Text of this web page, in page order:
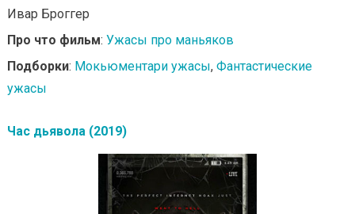
Ивар Броггер
Про что фильм: Ужасы про маньяков
Подборки: Мокьюментари ужасы, Фантастические
ужасы
Час дьявола (2019)